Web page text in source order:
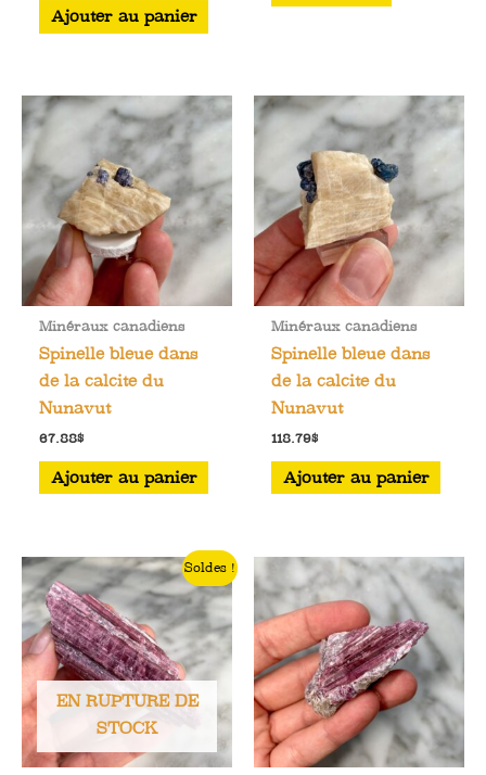
Ajouter au panier
Minéraux canadiens
Spinelle bleue dans
de la calcite du
Nunavut
67.88$
Ajouter au panier
Minéraux canadiens
Spinelle bleue dans
de la calcite du
Nunavut
118.79$
Ajouter au panier
Soldes !
EN RUPTURE DE
STOCK